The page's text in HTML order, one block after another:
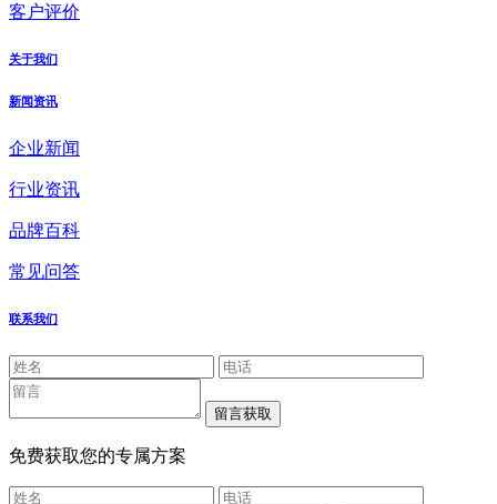
客户评价
关于我们
新闻资讯
企业新闻
行业资讯
品牌百科
常见问答
联系我们
免费获取您的专属方案